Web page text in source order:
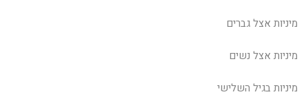
מיניות אצל גברים
מיניות אצל נשים
מיניות בגיל השלישי